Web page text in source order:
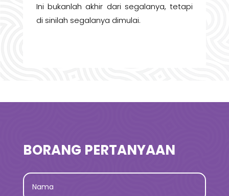
Ini bukanlah akhir dari segalanya, tetapi
di sinilah segalanya dimulai.
BORANG PERTANYAAN